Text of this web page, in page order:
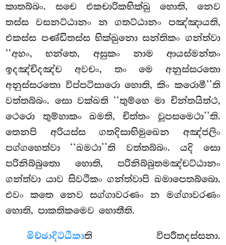
කාතබ්බං. සචෙ එකචාරිකභික්ඛු හොති, නෙව
තස්ස වසනට්ඨානං න ගතට්ඨානං පඤ්ඤායති,
එකස්ස පණ්ඩිතස්ස භික්ඛුනො සන්තිකං ගන්ත්වා
‘‘අහං, භන්තෙ, අසුකං නාම ආයස්මන්තං
ඉදඤ්චිදඤ්ච අවචං, තං මෙ අනුස්සරතො
අනුස්සරතො විප්පටිසාරො හොති, කිං කරොමී’’ති
වත්තබ්බං. සො වක්ඛති ‘‘තුම්හෙ මා චින්තයිත්ථ,
ථෙරො තුම්හාකං ඛමති, චිත්තං වූපසමෙථා’’ති.
තෙනපි අරියස්ස ගතදිසාභිමුඛෙන අඤ්ජලිං
පග්ගහෙත්වා ‘‘ඛමථා’’ති වත්තබ්බං. යදි සො
පරිනිබ්බුතො හොති, පරිනිබ්බුතමඤ්චට්ඨානං
ගන්ත්වා යාව සිවථිකං ගන්ත්වාපි ඛමාපෙතබ්බො.
එවං කතෙ නෙව සග්ගාවරණං න මග්ගාවරණං
හොති, පාකතිකමෙව හොතීති.
මිච්ඡාදිට්ඨිකාති විපරීතදස්සනා.